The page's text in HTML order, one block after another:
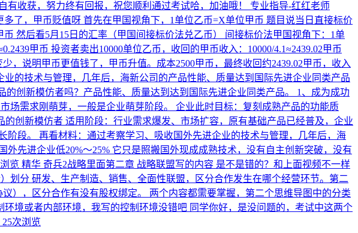
收获，努力终有回报，祝您顺利通过考试哈，加油哦！
专业指导-红红老师
多了，甲币贬值呀 首先在甲国视角下，1单位乙币=X单位甲币 题目说当日直接标价
然后看5月15日的汇率（甲国间接标价法兑乙币） 间接标价法甲国视角下：1单
甲币 投资者卖出10000单位乙币，收回的甲币收入：10000/4.1≈2439.02甲币
，说明甲币更值钱了，甲币升值。成本2500甲币，最终收回约2439.02甲币，收入
的技术与管理，几年后，海新公司的产品性能、质量达到国际先进企业同类产品
创新模仿者吗？产品性能、质量达到达到国际先进企业同类产品。 1、成为成功
场需求刚萌芽，一般是企业萌芽阶段。 企业此时目标：复刻成熟产品的功能质
创新模仿者 适用阶段：行业需求爆发、市场扩容，原有基础产品已经普及，企业
段。 再看材料：通过考察学习、吸收国外先进企业的技术与管理，几年后，海
先进企业低20%～25% 它只是照搬国外现成成熟技术，没有自主创新突破，没有
览 精华 奇兵2战略里面第二章 战略联盟写的内容 是不是错的？和上面视频不一样
分 研发、生产制造、销售、全面性联盟，区分合作发生在哪个经营环节。 ​ 第二
），区分合作有没有股权绑定。 两个内容都需要掌握，第二个思维导图中的分类
环境或者内部环境，我写的控制环境没错吧 同学你好，是没问题的，考试中这两个
25次浏览